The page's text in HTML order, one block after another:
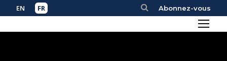
Abonnez-vous